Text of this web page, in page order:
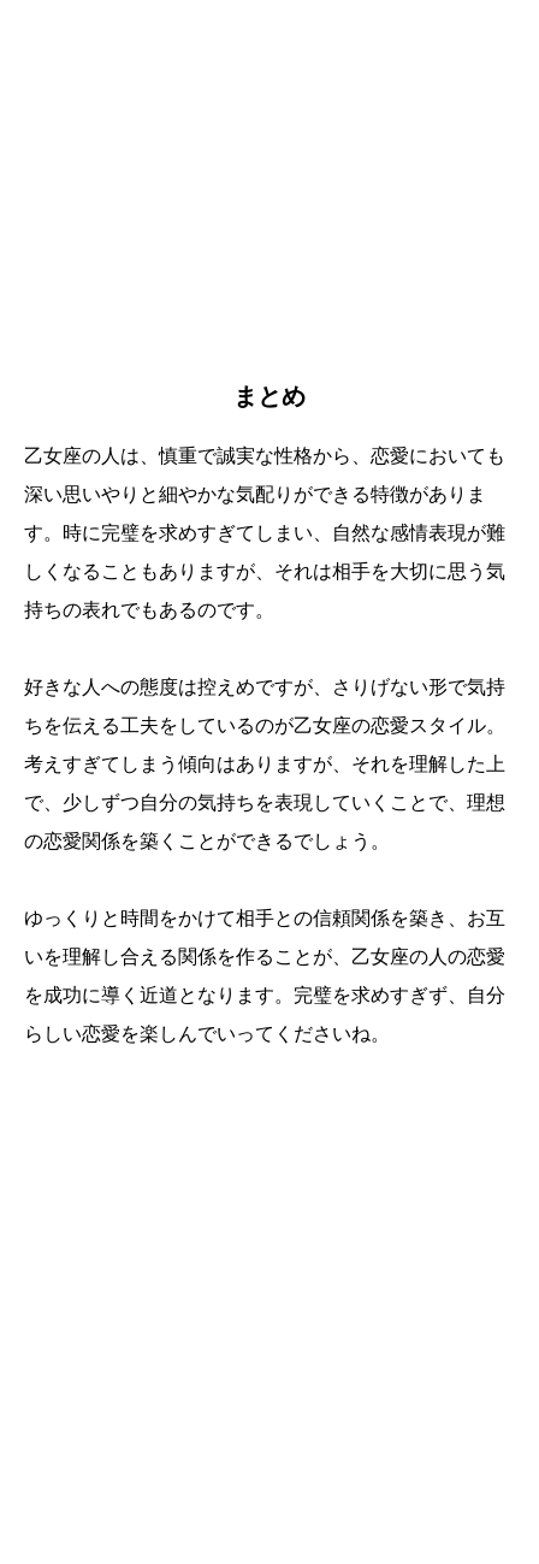
まとめ
乙女座の人は、慎重で誠実な性格から、恋愛においても
深い思いやりと細やかな気配りができる特徴がありま
す。時に完璧を求めすぎてしまい、自然な感情表現が難
しくなることもありますが、それは相手を大切に思う気
持ちの表れでもあるのです。
好きな人への態度は控えめですが、さりげない形で気持
ちを伝える工夫をしているのが乙女座の恋愛スタイル。
考えすぎてしまう傾向はありますが、それを理解した上
で、少しずつ自分の気持ちを表現していくことで、理想
の恋愛関係を築くことができるでしょう。
ゆっくりと時間をかけて相手との信頼関係を築き、お互
いを理解し合える関係を作ることが、乙女座の人の恋愛
を成功に導く近道となります。完璧を求めすぎず、自分
らしい恋愛を楽しんでいってくださいね。